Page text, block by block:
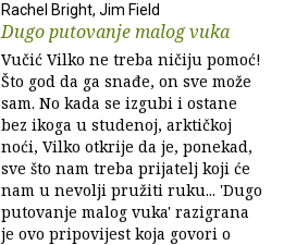
Rachel Bright, Jim Field
Dugo putovanje malog vuka
Vučić Vilko ne treba ničiju pomoć!
Što god da ga snađe, on sve može
sam. No kada se izgubi i ostane
bez ikoga u studenoj, arktičkoj
noći, Vilko otkrije da je, ponekad,
sve što nam treba prijatelj koji će
nam u nevolji pružiti ruku... 'Dugo
putovanje malog vuka' razigrana
je ovo pripovijest koja govori o